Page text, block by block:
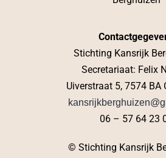
Stichting Kansrijk
Secretariaat: Felix
Uiverstraat 5, 7574 BA
06 – 57 64 23
© Stichting Kansrijk